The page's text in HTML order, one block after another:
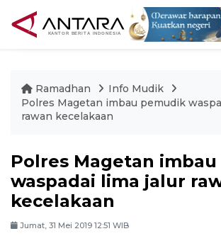
Ramadhan
Info Mudik
Polres Magetan imbau pemudik
rawan kecelakaan
Polres Magetan
waspadai lima jalur
kecelakaan
Jumat, 31 Mei 2019 12:51 WIB